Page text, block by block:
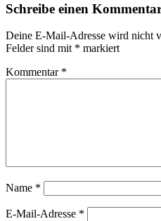
Schreibe einen
Deine E-Mail-Adresse wird nicht
Felder sind mit * markiert
Kommentar *
Name *
E-Mail-Adresse *